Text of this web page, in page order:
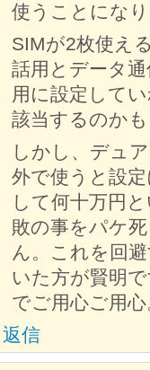
使うことにな
SIMが2枚使え
話用とデータ
用に設定して
該当するのか
しかし、デュ
外で使うと設
して何十万円
敗の事をパケ
ん。これを回
いた方が賢明
でご用心ご用心
返信